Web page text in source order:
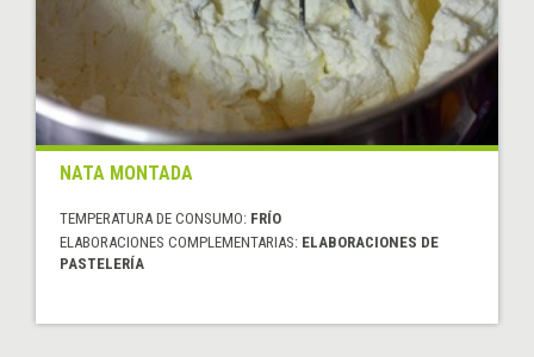
NATA MONTADA
TEMPERATURA DE CONSUMO: FRÍO
ELABORACIONES COMPLEMENTARIAS: ELABORACIONES DE
PASTELERÍA